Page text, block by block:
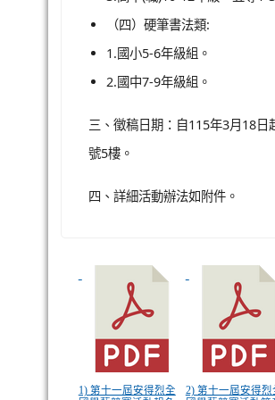
（四）硬筆書法類:
1.國小5-6年級組。
2.國中7-9年級組。
三、徵稿日期：自115年3月18
號5樓。
四、詳細活動辦法如附件。
1) 第十一屆安得烈全
2) 第十一屆安得烈